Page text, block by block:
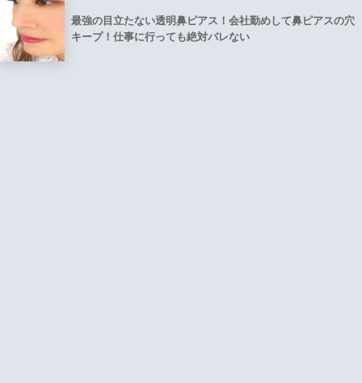
最強の目立たない透明鼻ピアス！会社勤めして鼻ピアスの穴
キープ！仕事に行っても絶対バレない